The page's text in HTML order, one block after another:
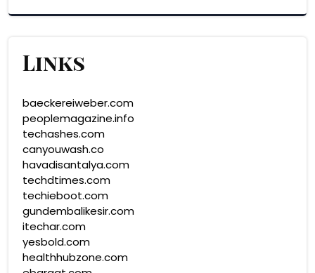
Links
baeckereiweber.com
peoplemagazine.info
techashes.com
canyouwash.co
havadisantalya.com
techdtimes.com
techieboot.com
gundembalikesir.com
itechar.com
yesbold.com
healthhubzone.com